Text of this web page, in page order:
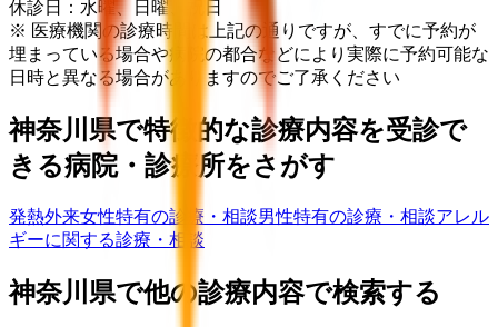
休診日：水曜、日曜、祝日
※ 医療機関の診療時間は上記の通りですが、すでに予約が
埋まっている場合や病院の都合などにより実際に予約可能な
日時と異なる場合がありますのでご了承ください
神奈川県で特徴的な診療内容を受診で
きる病院・診療所をさがす
発熱外来女性特有の診療・相談男性特有の診療・相談アレル
ギーに関する診療・相談
神奈川県で他の診療内容で検索する